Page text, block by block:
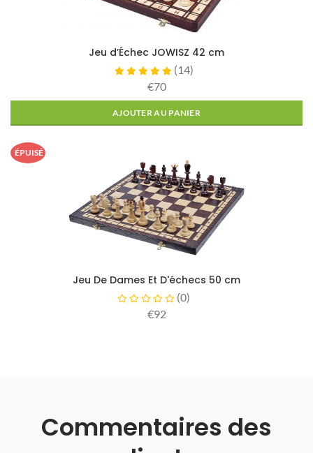
Jeu d’Échec JOWISZ 42 cm
(14)
€70
AJOUTER AU PANIER
ÉPUISÉ
Jeu De Dames Et D'échecs 50 cm
(0)
€92
Commentaires des